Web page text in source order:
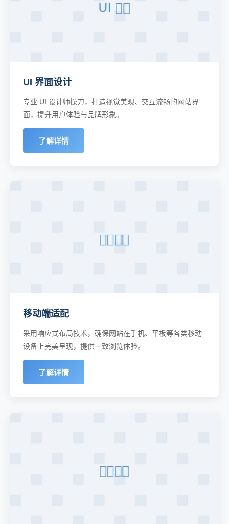
UI 界面设计
专业 UI 设计师操刀，打造视觉美观、交互流畅的网站界
面，提升用户体验与品牌形象。
了解详情
移动端适配
采用响应式布局技术，确保网站在手机、平板等各类移动
设备上完美呈现，提供一致浏览体验。
了解详情